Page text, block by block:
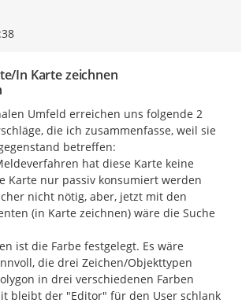
Zur Äußerung
In Karte zeichnen
Umfeld erreichen uns folgende 2
die ich zusammenfasse, weil sie
betreffen:
hat diese Karte keine
Karte nur passiv konsumiert werden
nicht nötig, aber, jetzt mit den
(in Karte zeichnen) wäre die Suche
ist die Farbe festgelegt. Es wäre
die drei Zeichen/Objekttypen
in drei verschiedenen Farben
bleibt der "Editor" für den User schlank